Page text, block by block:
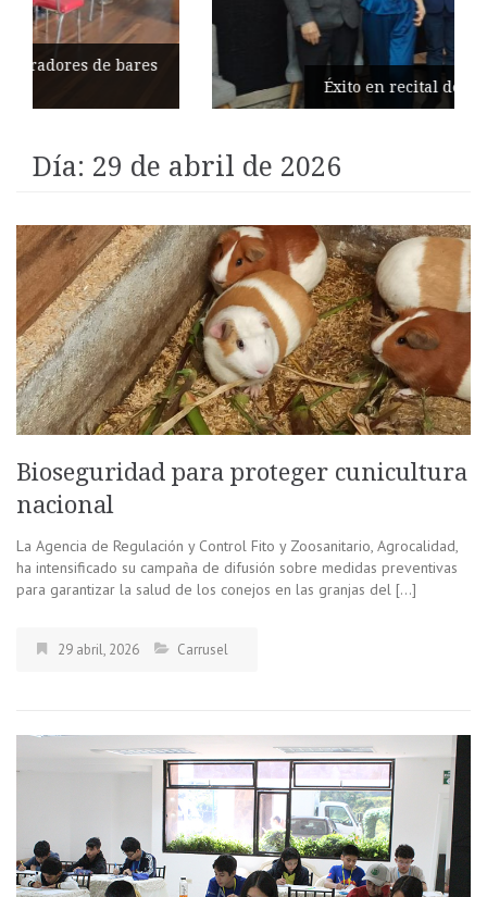
Éxito en recital de Ciudad Poética
Día: 29 de abril de 2026
Bioseguridad para proteger cunicultura
nacional
La Agencia de Regulación y Control Fito y Zoosanitario, Agrocalidad,
ha intensificado su campaña de difusión sobre medidas preventivas
para garantizar la salud de los conejos en las granjas del […]
29 abril, 2026 Carrusel